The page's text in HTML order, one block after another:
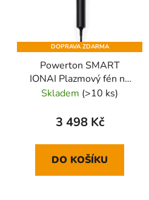
DOPRAVA ZDARMA
Powerton SMART
IONAI Plazmový fén na
vlasy s ionizací a AI,
Skladem (>10 ks)
3 498 Kč
DO KOŠÍKU